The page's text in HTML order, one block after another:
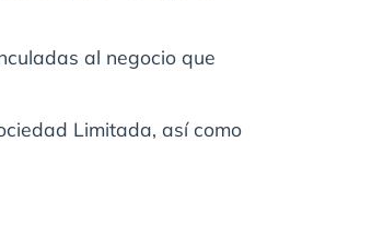
al negocio que
Limitada, así como